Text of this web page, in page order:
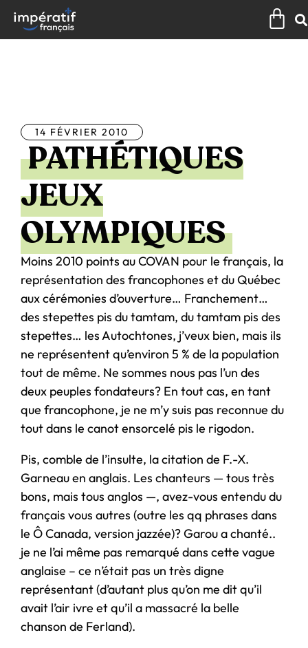
contenu
14 FÉVRIER 2010
PATHÉTIQUES
JEUX
OLYMPIQUES
Moins 2010 points au COVAN pour le français, la
représentation des francophones et du Québec
aux cérémonies d’ouverture… Franchement…
des stepettes pis du tamtam, du tamtam pis des
stepettes… les Autochtones, j’veux bien, mais ils
ne représentent qu’environ 5 % de la population
tout de même. Ne sommes nous pas l’un des
deux peuples fondateurs? En tout cas, en tant
que francophone, je ne m’y suis pas reconnue du
tout dans le canot ensorcelé pis le rigodon.
Pis, comble de l’insulte, la citation de F.-X.
Garneau en anglais. Les chanteurs — tous très
bons, mais tous anglos —, avez-vous entendu du
français vous autres (outre les qq phrases dans
le Ô Canada, version jazzée)? Garou a chanté..
je ne l’ai même pas remarqué dans cette vague
anglaise – ce n’était pas un très digne
représentant (d’autant plus qu’on me dit qu’il
avait l’air ivre et qu’il a massacré la belle
chanson de Ferland).